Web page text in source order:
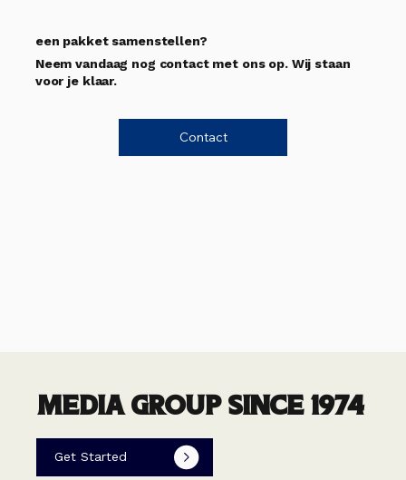
een pakket samenstellen?
Neem vandaag nog contact met ons op. Wij staan
voor je klaar.
Contact
MEDIA GROUP SINCE 1974
Get Started